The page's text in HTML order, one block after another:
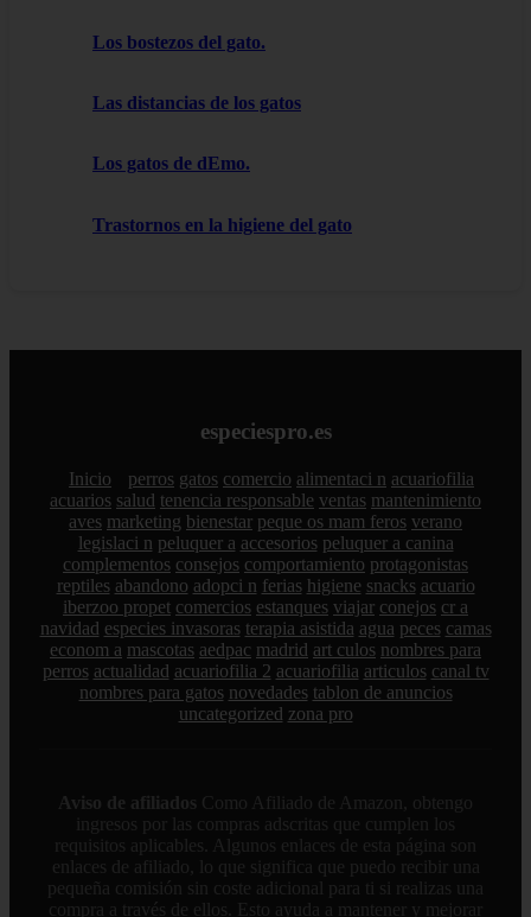
Los bostezos del gato.
Las distancias de los gatos
Los gatos de dEmo.
Trastornos en la higiene del gato
especiespro.es
Inicio perros gatos comercio alimentaci n acuariofilia
acuarios salud tenencia responsable ventas mantenimiento
aves marketing bienestar peque os mam feros verano
legislaci n peluquer a accesorios peluquer a canina
complementos consejos comportamiento protagonistas
reptiles abandono adopci n ferias higiene snacks acuario
iberzoo propet comercios estanques viajar conejos cr a
navidad especies invasoras terapia asistida agua peces camas
econom a mascotas aedpac madrid art culos nombres para
perros actualidad acuariofilia 2 acuariofilia articulos canal tv
nombres para gatos novedades tablon de anuncios
uncategorized zona pro
Aviso de afiliados Como Afiliado de Amazon, obtengo
ingresos por las compras adscritas que cumplen los
requisitos aplicables. Algunos enlaces de esta página son
enlaces de afiliado, lo que significa que puedo recibir una
pequeña comisión sin coste adicional para ti si realizas una
compra a través de ellos. Esto ayuda a mantener y mejorar